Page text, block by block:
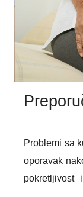
Problemi sa
oporavak
pokretljivost